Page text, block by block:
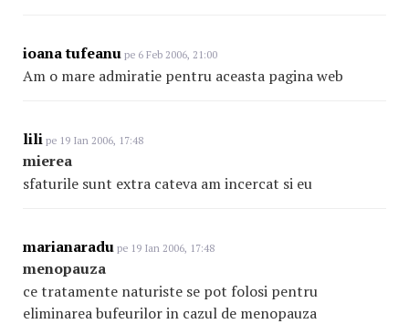
ioana tufeanu pe 6 Feb 2006, 21:00
Am o mare admiratie pentru aceasta pagina web
lili pe 19 Ian 2006, 17:48
mierea
sfaturile sunt extra cateva am incercat si eu
marianaradu pe 19 Ian 2006, 17:48
menopauza
ce tratamente naturiste se pot folosi pentru
eliminarea bufeurilor in cazul de menopauza